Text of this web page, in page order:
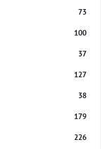
73
100
37
127
38
179
226